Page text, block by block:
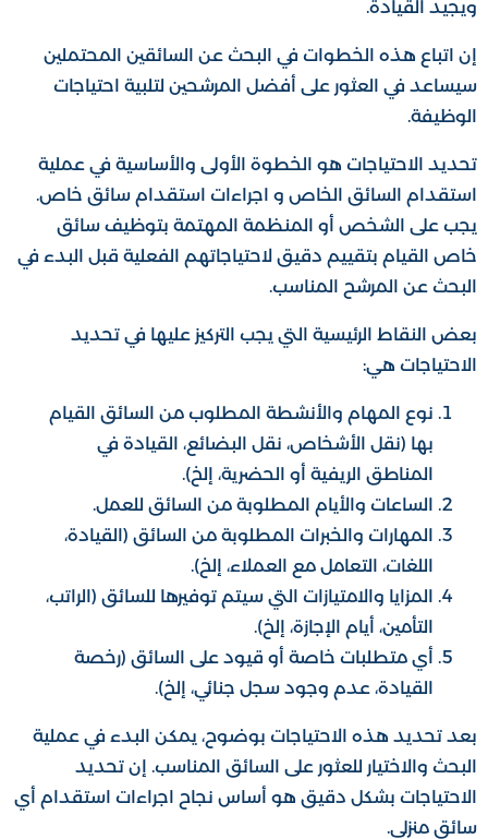
ويجيد القيادة.
إن اتباع هذه الخطوات في البحث عن السائقين المحتملين
سيساعد في العثور على أفضل المرشحين لتلبية احتياجات
الوظيفة.
تحديد الاحتياجات هو الخطوة الأولى والأساسية في عملية
استقدام السائق الخاص و اجراءات استقدام سائق خاص.
يجب على الشخص أو المنظمة المهتمة بتوظيف سائق
خاص القيام بتقييم دقيق لاحتياجاتهم الفعلية قبل البدء في
البحث عن المرشح المناسب.
بعض النقاط الرئيسية التي يجب التركيز عليها في تحديد
الاحتياجات هي:
نوع المهام والأنشطة المطلوب من السائق القيام
بها (نقل الأشخاص، نقل البضائع، القيادة في
المناطق الريفية أو الحضرية، إلخ).
الساعات والأيام المطلوبة من السائق للعمل.
المهارات والخبرات المطلوبة من السائق (القيادة،
اللغات، التعامل مع العملاء، إلخ).
المزايا والامتيازات التي سيتم توفيرها للسائق (الراتب،
التأمين، أيام الإجازة، إلخ).
أي متطلبات خاصة أو قيود على السائق (رخصة
القيادة، عدم وجود سجل جنائي، إلخ).
بعد تحديد هذه الاحتياجات بوضوح، يمكن البدء في عملية
البحث والاختيار للعثور على السائق المناسب. إن تحديد
الاحتياجات بشكل دقيق هو أساس نجاح اجراءات استقدام أي
سائق منزلي.